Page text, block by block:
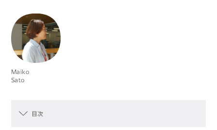
キーワードから見つける
#物流の未来を考える
Maiko
Sato
目次